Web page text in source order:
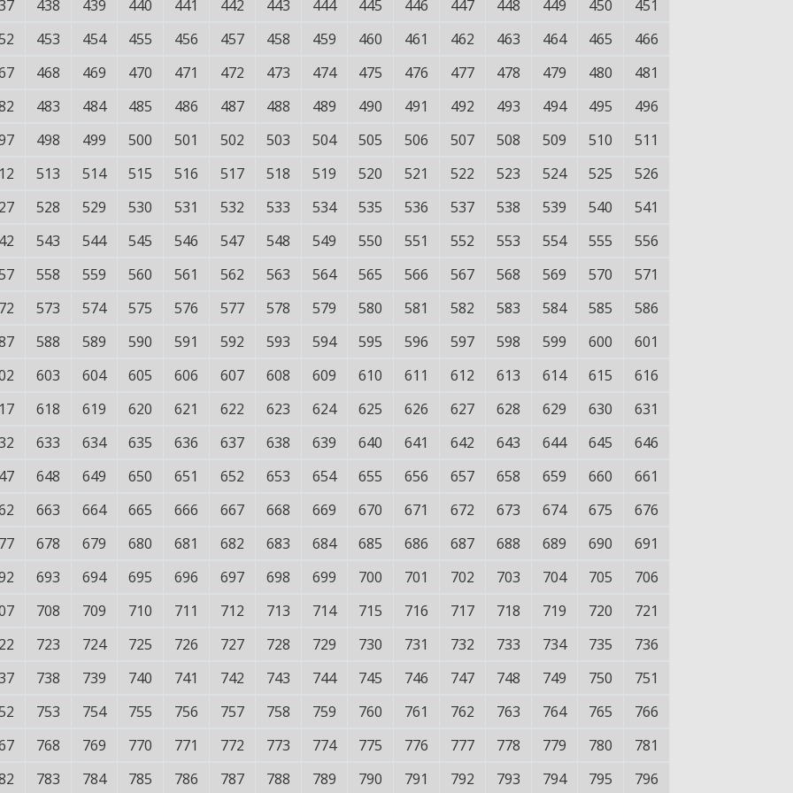
438 439 440 441 442 443 444 445 446 447 448 449 450
451
453 454 455 456 457 458 459 460 461 462 463 464 465
466
468 469 470 471 472 473 474 475 476 477 478 479 480
481
483 484 485 486 487 488 489 490 491 492 493 494 495
496
498 499 500 501 502 503 504 505 506 507 508 509 510
511
513 514 515 516 517 518 519 520 521 522 523 524 525
526
528 529 530 531 532 533 534 535 536 537 538 539 540
541
543 544 545 546 547 548 549 550 551 552 553 554 555
556
558 559 560 561 562 563 564 565 566 567 568 569 570
571
573 574 575 576 577 578 579 580 581 582 583 584 585
586
588 589 590 591 592 593 594 595 596 597 598 599 600
601
603 604 605 606 607 608 609 610 611 612 613 614 615
616
618 619 620 621 622 623 624 625 626 627 628 629 630
631
633 634 635 636 637 638 639 640 641 642 643 644 645
646
648 649 650 651 652 653 654 655 656 657 658 659 660
661
663 664 665 666 667 668 669 670 671 672 673 674 675
676
678 679 680 681 682 683 684 685 686 687 688 689 690
691
693 694 695 696 697 698 699 700 701 702 703 704 705
706
708 709 710 711 712 713 714 715 716 717 718 719 720
721
723 724 725 726 727 728 729 730 731 732 733 734 735
736
738 739 740 741 742 743 744 745 746 747 748 749 750
751
753 754 755 756 757 758 759 760 761 762 763 764 765
766
768 769 770 771 772 773 774 775 776 777 778 779 780
781
783 784 785 786 787 788 789 790 791 792 793 794 795 796